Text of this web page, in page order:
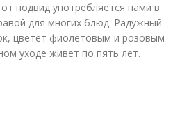
подвид употребляется нами в
для многих блюд. Радужный
цветет фиолетовым и розовым
уходе живет по пять лет.